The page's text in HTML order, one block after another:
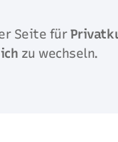
Seite für
zu wechseln.